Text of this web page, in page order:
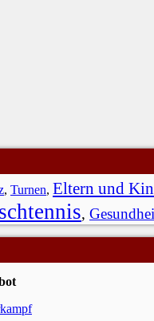
, Turnen, Eltern und
,